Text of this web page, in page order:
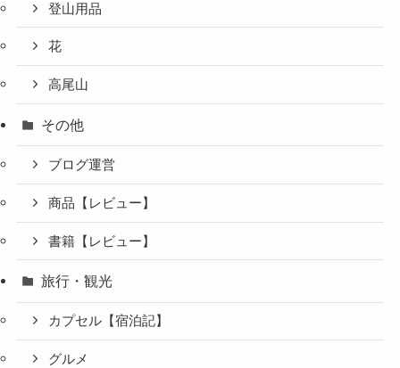
登山用品
花
高尾山
その他
ブログ運営
商品【レビュー】
書籍【レビュー】
旅行・観光
カプセル【宿泊記】
グルメ